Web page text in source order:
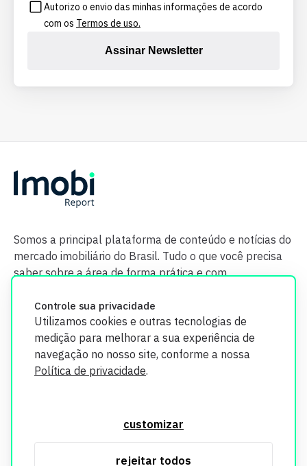
Controle sua privacidade
Utilizamos cookies e outras tecnologias de
medição para melhorar a sua experiência de
navegação no nosso site, conforme a nossa
Política de privacidade.
customizar
rejeitar todos
Autorizo o envio das minhas informações de acordo
com os Termos de uso.
Assinar Newsletter
Somos a principal plataforma de conteúdo e notícias do
mercado imobiliário do Brasil. Tudo o que você precisa
saber sobre a área de forma prática e com
segurança. Todos os dados coletados em nosso site são
utilizados exclusivamente para fins de aprimoramento de
informações, consulte nossa Política de Privacidade.